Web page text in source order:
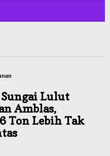
Sungai Lulut
Amblas,
Ton Lebih Tak